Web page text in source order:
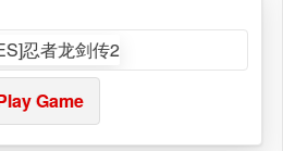
Game